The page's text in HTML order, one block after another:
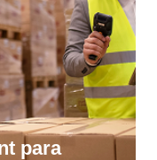
para